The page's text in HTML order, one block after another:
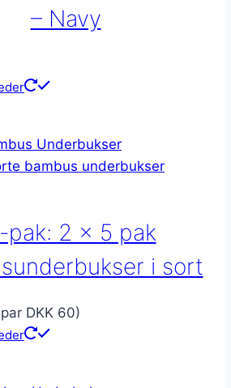
på
varesiden
– Navy
Dette
flere
varianter.
vælges
på
varesiden
pak: 2 x 5 pak
i sort
DKK 60)